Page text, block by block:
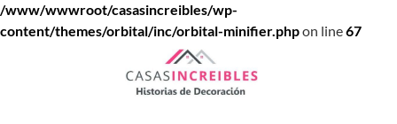
/www/wwwroot/casasincreibles/wp-
content/themes/orbital/inc/orbital-minifier.phpon line67